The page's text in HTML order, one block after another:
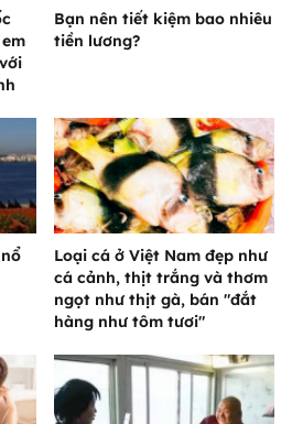
Bạn nên tiết kiệm bao nhiêu
tiền lương?
Loại cá ở Việt Nam đẹp như
cá cảnh, thịt trắng và thơm
ngọt như thịt gà, bán "đắt
hàng như tôm tươi"